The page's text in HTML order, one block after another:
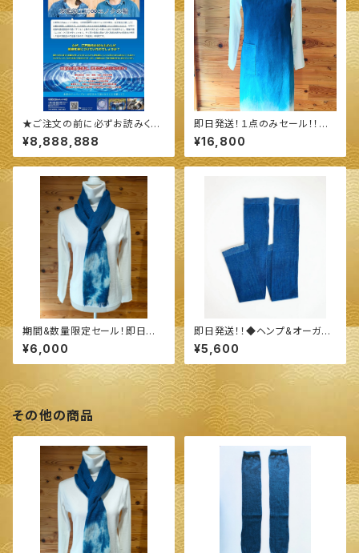
★ご注文の前に必ずお読みくだ
さい★
¥8,888,888
即日発送！１点のみセール！！◆
続·続·エプロン ◆ ～100%オー
ガニックすくも使用 醗酵建て伊
勢藍染～
¥16,800
期間&数量限定セール！即日発
送！！◆今治産 タオル地 ストー
ル◆ ～100%オーガニックすく
も使用 醗酵建て伊勢藍染～
¥6,000
即日発送！！◆ヘンプ&オーガニ
ックコットン 指穴ありロングア
ームカバー◆ ～100%オーガニ
ックすくも使用 醗酵建て伊勢藍
染～
¥5,600
その他の商品